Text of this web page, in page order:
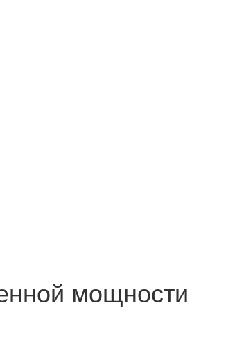
мощности